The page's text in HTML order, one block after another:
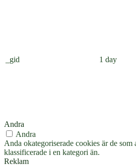
_gid 1 day
Andra
Andra
Anda okategoriserade cookies är de
klassificerade i en kategori än.
Reklam